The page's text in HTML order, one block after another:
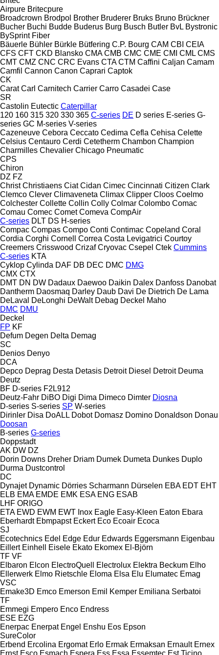
Airpure Britecpure
Broadcrown Brodpol Brother Bruderer Bruks Bruno Brückner
Bucher Buchi Budde Buderus Burg Busch Butler BvL Bystronic
BySprint Fiber
Bäuerle Bühler Bürkle Bütfering C.P. Bourg CAM CBI CEIA
CFS CFT CKD Blansko CMA CMB CMC CME CMI CML CMS
CMT CMZ CNC CRC Evans CTA CTM Caffini Caljan Camam
Camfil Cannon Canon Caprari Captok
CK
Carat Carl Carnitech Carrier Carro Casadei Case
SR
Castolin Eutectic Caterpillar
120 160 315 320 330 365 C-series DE D series E-series G-
series GC M-series V-series
Cazeneuve Cebora Ceccato Cedima Cefla Cehisa Celette
Celsius Centauro Cerdi Cetetherm Chambon Champion
Charmilles Chevalier Chicago Pneumatic
CPS
Chiron
DZ FZ
Christ Christiaens Ciat Cidan Cimec Cincinnati Citizen Clark
Clemco Clever Climaveneta Climax Clipper Cloos Coelmo
Colchester Collette Collin Colly Colmar Colombo Comac
Comau Comec Comet Comeva CompAir
C-series DLT DS H-series
Compac Compas Compo Conti Contimac Copeland Coral
Cordia Corghi Cornell Correa Costa Levigatrici Courtoy
Creemers Crisswood Crizaf Cryovac Csepel Ctek Cummins
C-series KTA
Cyklop Cylinda DAF DB DEC DMC DMG
CMX CTX
DMT DN DW Dadaux Daewoo Daikin Dalex Danfoss Danobat
Dantherm Daosmaq Darley Daub Davi De Dietrich De Lama
DeLaval
DeLonghi DeWalt Debag Deckel Maho
DMC DMU
Deckel
FP KF
Defum Degen Delta Demag
SC
Denios Denyo
DCA
Depco Deprag Desta Detasis Detroit Diesel Detroit Deuma
Deutz
BF D-series F2L912
Deutz-Fahr DiBO Digi Dima Dimeco Dimter Diosna
D-series S-series SP W-series
Dirinler Disa DoALL Dobot Domasz Domino Donaldson Donau
Doosan
B-series G-series
Doppstadt
AK DW DZ
Dorin Downs Dreher Driam Dumek Dumeta Dunkes Duplo
Durma Dustcontrol
DC
Dynajet Dynamic Dörries Scharmann Dürselen EBA EDT EHT
ELB EMA EMDE EMK ESA ENG ESAB
LHF ORIGO
ETA EWD EWM EWT Inox Eagle Easy-Kleen Eaton Ebara
Eberhardt Ebmpapst Eckert Eco Ecoair Ecoca
SJ
Ecotechnics Edel Edge Edur Edwards Eggersmann Eigenbau
Eillert Einhell Eisele Ekato Ekomex El-Björn
TF VF
Elbaron Elcon ElectroQuell Electrolux Elektra Beckum Elho
Ellerwerk Elmo Rietschle Eloma Elsa Elu Elumatec Emag
VSC
Emake3D Emco Emerson Emil Kemper Emiliana Serbatoi
TF
Emmegi Empero Enco Endress
ESE EZG
Enerpac Enerpat Engel Enshu Eos Epson
SureColor
Erbend Ercolina Ergomat Erlo Ermak Ermaksan Ernault Ernex
Ernst Esco Esmach Espera Ess Essa Essemtec Est Ticino